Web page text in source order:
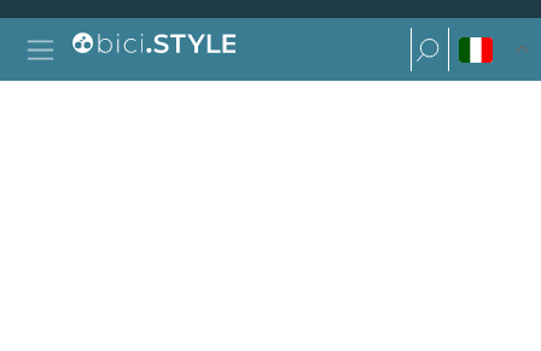
Vai al contenuto
Navigazione principale
Ricerca per:
Ricerca per: